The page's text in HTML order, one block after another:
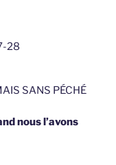
28
SANS PÉCHÉ
nous l’avons